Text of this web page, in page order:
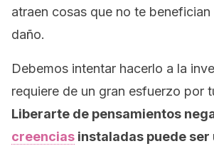
atraen cosas que no te
daño.
Debemos intentar hacerlo a la
requiere de un gran esfuerzo por
Liberarte de pensamientos
creencias instaladas puede ser